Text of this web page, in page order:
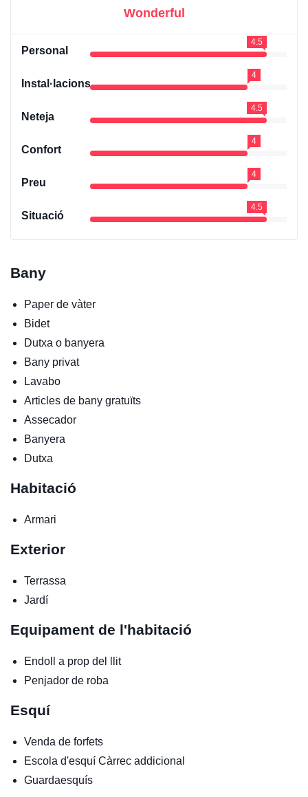
Wonderful
Personal
4.5
Instal·lacions
4
Neteja
4.5
Confort
4
Preu
4
Situació
4.5
Bany
Paper de vàter
Bidet
Dutxa o banyera
Bany privat
Lavabo
Articles de bany gratuïts
Assecador
Banyera
Dutxa
Habitació
Armari
Exterior
Terrassa
Jardí
Equipament de l'habitació
Endoll a prop del llit
Penjador de roba
Esquí
Venda de forfets
Escola d'esquí Càrrec addicional
Guardaesquís